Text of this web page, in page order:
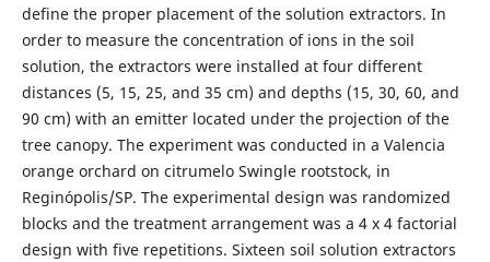
define the proper placement of the solution extractors. In
order to measure the concentration of ions in the soil
solution, the extractors were installed at four different
distances (5, 15, 25, and 35 cm) and depths (15, 30, 60, and
90 cm) with an emitter located under the projection of the
tree canopy. The experiment was conducted in a Valencia
orange orchard on citrumelo Swingle rootstock, in
Reginópolis/SP. The experimental design was randomized
blocks and the treatment arrangement was a 4 x 4 factorial
design with five repetitions. Sixteen soil solution extractors